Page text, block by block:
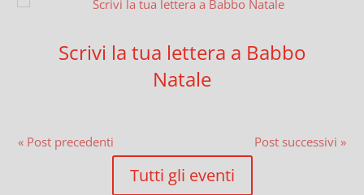
Scrivi la tua lettera a Babbo
Natale
« Post precedenti Post successivi »
Tutti gli eventi